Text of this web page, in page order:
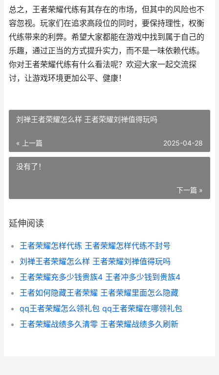
总之，王者荣耀代练有其存在的市场，但其中的风险也不
容忽视。玩家们在追求高段位的同时，要保持理性，权衡
代练带来的利弊。希望大家都能在游戏中找到属于自己的
乐趣，通过正当的方式提升实力，而不是一味依赖代练。
你对王者荣耀代练有什么看法呢？欢迎大家一起交流探
讨，让游戏环境更加公平、健康！
刘禅王者荣耀怎么样 王者荣耀刘禅值得玩吗
« 上一篇 2025-04-28
没有了！
下一篇 »
延伸阅读
王者荣耀怎样代练 王者荣耀怎样代练不封号
刘禅王者荣耀怎么样 王者荣耀刘禅值得玩吗
王者荣耀充多少钱贵族4 王者冲多少钱到贵族4
王者如何隐藏王者荣耀 王者荣耀里面怎么隐藏
qq王者荣耀怎么领礼包 qq王者荣耀在哪领礼包
王者荣耀战绩多久清零 王者荣耀战绩多久刷新